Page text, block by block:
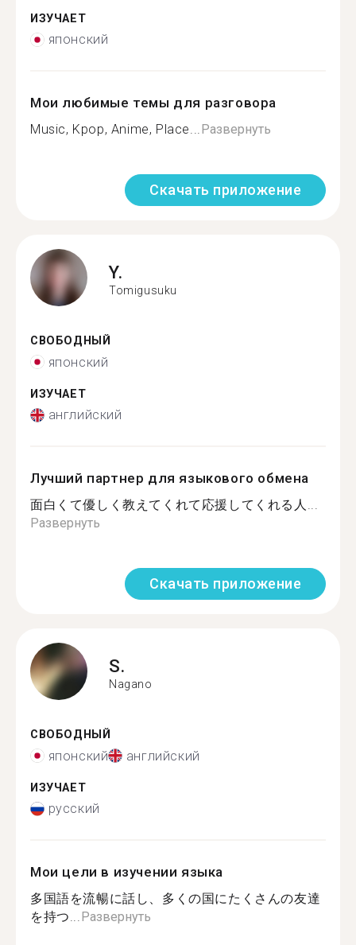
ИЗУЧАЕТ
японский
Мои любимые темы для разговора
Music, Kpop, Anime, Place...Развернуть
Скачать приложение
Y.
Tomigusuku
СВОБОДНЫЙ
японский
ИЗУЧАЕТ
английский
Лучший партнер для языкового обмена
面白くて優しく教えてくれて応援してくれる人...
Развернуть
Скачать приложение
S.
Nagano
СВОБОДНЫЙ
японский английский
ИЗУЧАЕТ
русский
Мои цели в изучении языка
多国語を流暢に話し、多くの国にたくさんの友達
を持つ...Развернуть